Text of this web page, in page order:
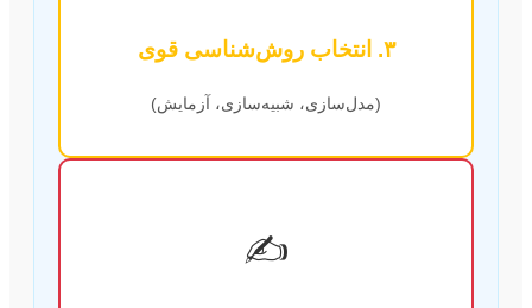
۳. انتخاب روش‌شناسی قوی
(مدل‌سازی، شبیه‌سازی، آزمایش)
✍️